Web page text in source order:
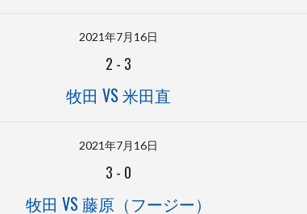
2021年7月16日
2 - 3
牧田 VS 米田直
2021年7月16日
3 - 0
牧田 VS 藤原（フージー）